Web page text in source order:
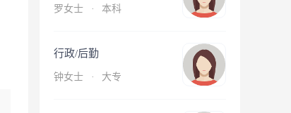
罗女士 · 本科
行政/后勤
钟女士 · 大专